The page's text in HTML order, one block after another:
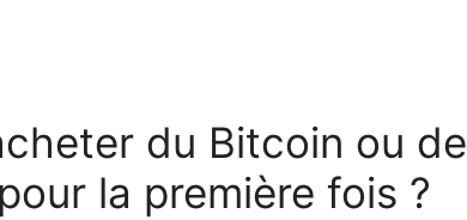
du Bitcoin ou de
la première fois ?